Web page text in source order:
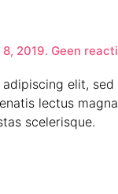
2019. Geen
elit,
lectus
scelerisque.